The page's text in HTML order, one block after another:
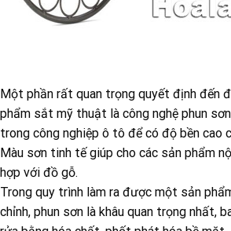
Một phần rất quan trọng quyết định đến
phẩm sắt mỹ thuật là công nghệ phun
trong công nghiệp ô tô để có độ bền cao
Màu sơn tinh tế giúp cho các sản phẩm
hợp với đồ gỗ.
Trong quy trình làm ra được một sản
chỉnh, phun sơn là khâu quan trọng nhất,